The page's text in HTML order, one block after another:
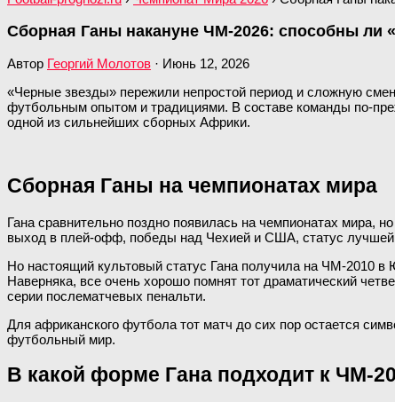
Сборная Ганы накануне ЧМ-2026: способны ли
Автор Георгий Молотов · Июнь 12, 2026
«Черные звезды» пережили непростой период и сложную
футбольным опытом и традициями. В составе команды по-
одной из сильнейших сборных Африки.
Сборная Ганы на чемпионатах мира
Гана сравнительно поздно появилась на чемпионатах
выход в плей-офф, победы над Чехией и США, статус лучшей
Но настоящий культовый статус Гана получила на ЧМ-2010
Наверняка, все очень хорошо помнят тот драматический
серии послематчевых пенальти.
Для африканского футбола тот матч до сих пор остается
футбольный мир.
В какой форме Гана подходит к ЧМ-